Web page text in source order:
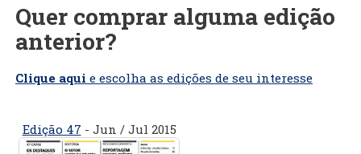
Quer comprar alguma edição
anterior?
Clique aqui e escolha as edições de seu interesse
Edição 47 - Jun / Jul 2015